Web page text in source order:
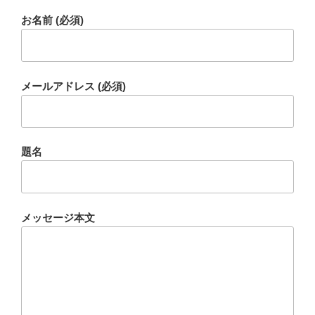
お名前 (必須)
メールアドレス (必須)
題名
メッセージ本文